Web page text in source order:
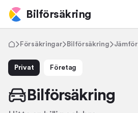
Bilförsäkring
Försäkringar Bilförsäkring Jämför
Privat Företag
Bilförsäkring